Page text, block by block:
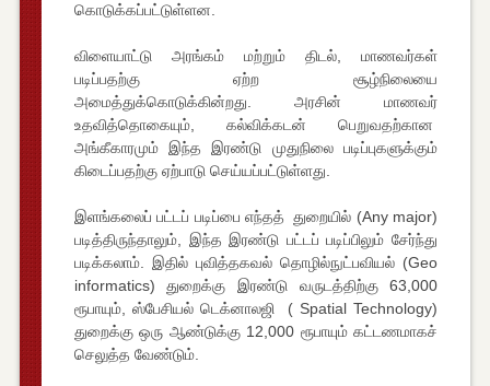
கொடுக்கப்பட்டுள்ளன.
விளையாட்டு அரங்கம் மற்றும் திடல், மாணவர்கள்
படிப்பதற்கு ஏற்ற சூழ்நிலையை
அமைத்துக்கொடுக்கின்றது. அரசின் மாணவர்
உதவித்தொகையும், கல்விக்கடன் பெறுவதற்கான
அங்கீகாரமும் இந்த இரண்டு முதுநிலை படிப்புகளுக்கும்
கிடைப்பதற்கு ஏற்பாடு செய்யப்பட்டுள்ளது.
இளங்கலைப் பட்டப் படிப்பை எந்தத் துறையில் (Any major)
படித்திருந்தாலும், இந்த இரண்டு பட்டப் படிப்பிலும் சேர்ந்து
படிக்கலாம். இதில் புவித்தகவல் தொழில்நுட்பவியல் (Geo
informatics) துறைக்கு இரண்டு வருடத்திற்கு 63,000
ரூபாயும், ஸ்பேசியல் டெக்னாலஜி ( Spatial Technology)
துறைக்கு ஒரு ஆண்டுக்கு 12,000 ரூபாயும் கட்டணமாகச்
செலுத்த வேண்டும்.